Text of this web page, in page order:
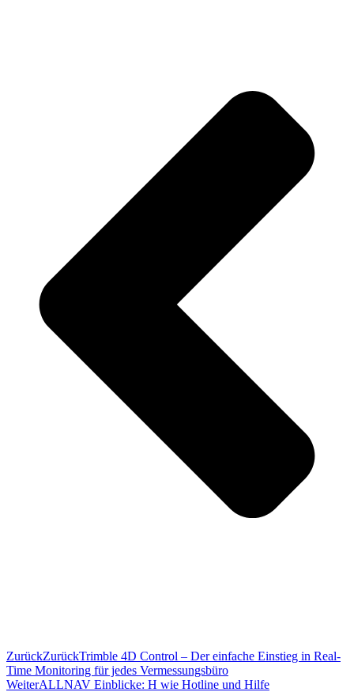
ZurückZurückTrimble 4D Control – Der einfache Einstieg in Real-
Time Monitoring für jedes Vermessungsbüro
WeiterALLNAV Einblicke: H wie Hotline und Hilfe